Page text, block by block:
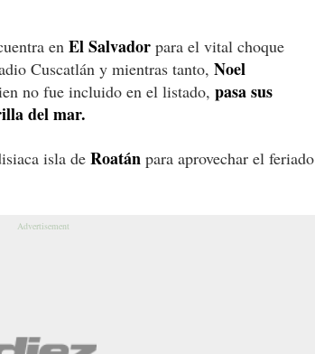
en El Salvador para el vital choque
Cuscatlán y mientras tanto, Noel
no fue incluido en el listado, pasa sus
del mar.
isla de Roatán para aprovechar el feriado